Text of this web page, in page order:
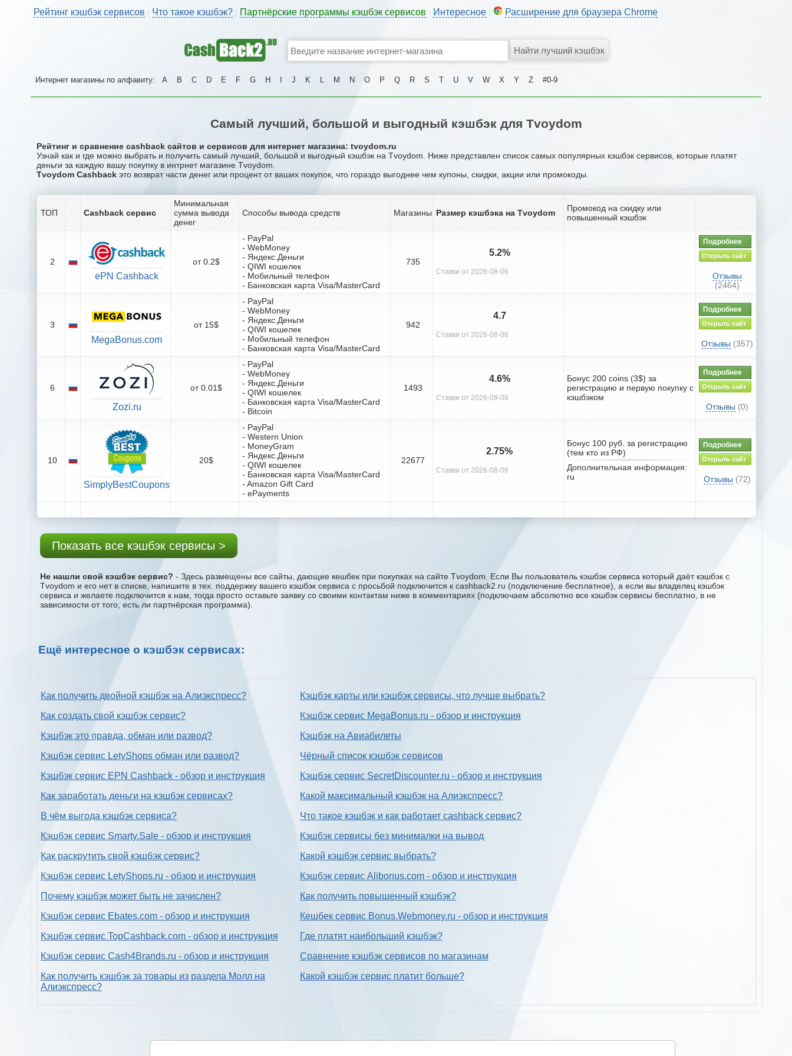
Рейтинг кэшбэк сервисов Что такое кэшбэк? Партнёрские программы кэшбэк сервисов Интересное Расширение для браузера Chrome
Интернет магазины по алфавиту: A B C D E F G H J K L M N O P Q R S T U V W X Y Z #0-9
Самый лучший, большой и выгодный кэшбэк для Tvoydom
Рейтинг и сравнение cashback сайтов и сервисов для интернет магазина: tvoydom.ru
Узнай как и где можно выбрать и получить самый лучший, большой и выгодный кэшбэк на Tvoydom. Ниже представлен список самых популярных кэшбэк сервисов, которые платят
деньги за каждую вашу покупку в интрнет магазине Tvoydom.
Tvoydom Cashback это возврат части денег или процент от ваших покупок, что гораздо выгоднее чем купоны, скидки, акции или промокоды.
ТОП Cashback сервис
Минимальная
сумма вывода
денег
Способы вывода средств Магазины Размер кэшбэка на Tvoydom
Промокод на скидку или
повышенный кэшбэк
2
ePN Cashback
от 0.2$
- PayPal
- WebMoney
- Яндекс.Деньги
- QIWI кошелек
- Мобильный телефон
- Банковская карта Visa/MasterCard
735
5.2%
Ставки от 2026-08-06
Подробнее
Открыть сайт
Отзывы
(2464)
3
MegaBonus.com
от 15$
- PayPal
- WebMoney
- Яндекс.Деньги
- QIWI кошелек
- Мобильный телефон
- Банковская карта Visa/MasterCard
942
4.7
Ставки от 2026-08-06
Подробнее
Открыть сайт
Отзывы (357)
6
Zozi.ru
от 0.01$
- PayPal
- WebMoney
- Яндекс.Деньги
- QIWI кошелек
- Банковская карта Visa/MasterCard
- Bitcoin
1493
4.6%
Ставки от 2026-08-06
Бонус 200 coins (3$) за
регистрацию и первую покупку с
кэшбэком
Подробнее
Открыть сайт
Отзывы (0)
10
SimplyBestCoupons
20$
- PayPal
- Western Union
- MoneyGram
- Яндекс.Деньги
- QIWI кошелек
- Банковская карта Visa/MasterCard
- Amazon Gift Card
- ePayments
22677
2.75%
Ставки от 2026-08-06
Бонус 100 руб. за регистрацию
(тем кто из РФ)
Дополнительная информация:
ru
Подробнее
Открыть сайт
Отзывы (72)
Показать все кэшбэк сервисы >
Не нашли свой кэшбэк сервис? - Здесь размещены все сайты, дающие кешбек при покупках на сайте Tvoydom. Если Вы пользователь кэшбэк сервиса который даёт кэшбэк с
Tvoydom и его нет в списке, напишите в тех. поддержку вашего кэшбэк сервиса с проcьбой подключится к cashback2.ru (подключение бесплатное), а если вы владелец кэшбэк
сервиса и желаете подключится к нам, тогда просто оставьте заявку со своими контактам ниже в комментариях (подключаем абсолютно все кэшбэк сервисы бесплатно, в не
зависимости от того, есть ли партнёрская программа).
Ещё интересное о кэшбэк сервисах:
Как получить двойной кэшбэк на Алиэкспресс?
Как создать свой кэшбэк сервис?
Кэшбэк это правда, обман или развод?
Кэшбэк сервис LetyShops обман или развод?
Кэшбэк сервис EPN Cashback - обзор и инструкция
Как заработать деньги на кэшбэк сервисах?
В чём выгода кэшбэк сервиса?
Кэшбэк сервис Smarty.Sale - обзор и инструкция
Как раскрутить свой кэшбэк сервис?
Кэшбэк сервис LetyShops.ru - обзор и инструкция
Почему кэшбэк может быть не зачислен?
Кэшбэк сервис Ebates.com - обзор и инструкция
Кэшбэк сервис TopCashback.com - обзор и инструкция
Кэшбэк сервис Cash4Brands.ru - обзор и инструкция
Как получить кэшбэк за товары из раздела Молл на
Алиэкспресс?
Кэшбэк карты или кэшбэк сервисы, что лучше выбрать?
Кэшбэк сервис MegaBonus.ru - обзор и инструкция
Кэшбэк на Авиабилеты
Чёрный список кэшбэк сервисов
Кэшбэк сервис SecretDiscounter.ru - обзор и инструкция
Какой максимальный кэшбэк на Алиэкспресс?
Что такое кэшбэк и как работает cashback сервис?
Кэшбэк сервисы без минималки на вывод
Какой кэшбэк сервис выбрать?
Кэшбэк сервис Alibonus.com - обзор и инструкция
Как получить повышенный кэшбэк?
Кешбек сервис Bonus.Webmoney.ru - обзор и инструкция
Где платят наибольший кэшбэк?
Сравнение кэшбэк сервисов по магазинам
Какой кэшбэк сервис платит больше?